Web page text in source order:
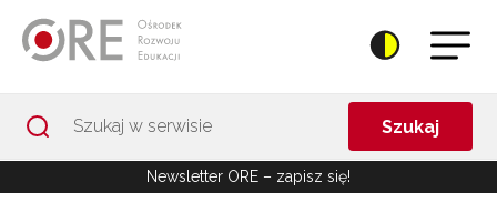
Szukaj
Newsletter ORE – zapisz się!